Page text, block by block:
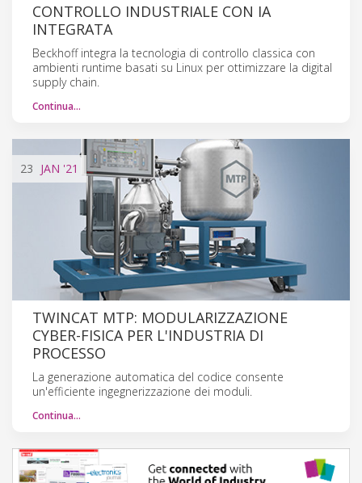
CONTROLLO INDUSTRIALE CON IA
INTEGRATA
Beckhoff integra la tecnologia di controllo classica con
ambienti runtime basati su Linux per ottimizzare la digital
supply chain.
Continua…
23 JAN '21
TWINCAT MTP: MODULARIZZAZIONE
CYBER-FISICA PER L'INDUSTRIA DI
PROCESSO
La generazione automatica del codice consente
un'efficiente ingegnerizzazione dei moduli.
Continua…